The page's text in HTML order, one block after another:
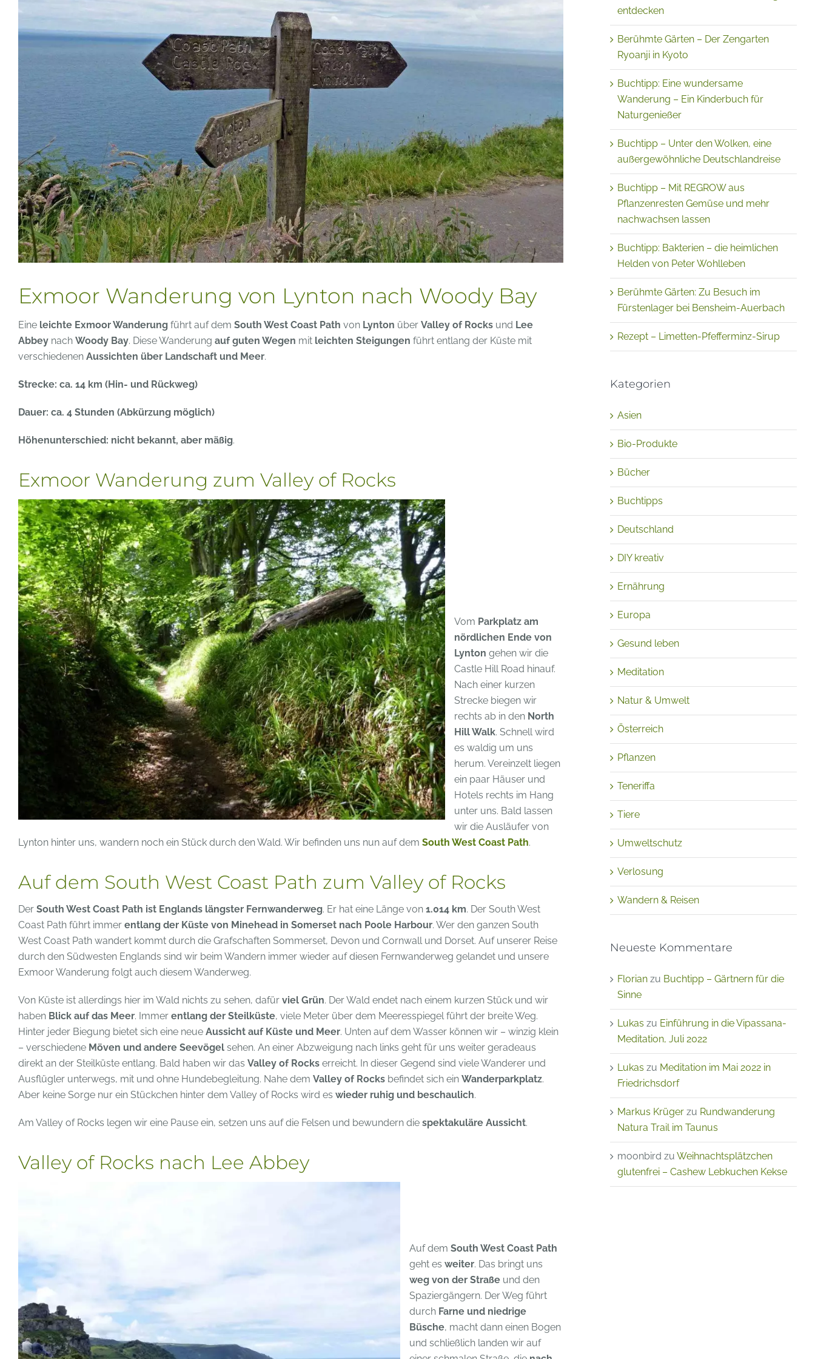
Exmoor Wanderung von Lynton nach Woody Bay
Eine leichte Exmoor Wanderung führt auf dem South West Coast Path von Lynton über Valley of Rocks und Lee
Abbey nach Woody Bay. Diese Wanderung auf guten Wegen mit leichten Steigungen führt entlang der Küste mit
verschiedenen Aussichten über Landschaft und Meer.
Strecke: ca. 14 km (Hin- und Rückweg)
Dauer: ca. 4 Stunden (Abkürzung möglich)
Höhenunterschied: nicht bekannt, aber mäßig.
Exmoor Wanderung zum Valley of Rocks
Vom Parkplatz am
nördlichen Ende von
Lynton gehen wir die
Castle Hill Road hinauf.
Nach einer kurzen
Strecke biegen wir
rechts ab in den North
Hill Walk. Schnell wird
es waldig um uns
herum. Vereinzelt liegen
ein paar Häuser und
Hotels rechts im Hang
unter uns. Bald lassen
wir die Ausläufer von
Lynton hinter uns, wandern noch ein Stück durch den Wald. Wir befinden uns nun auf dem South West Coast Path.
Auf dem South West Coast Path zum Valley of Rocks
Der South West Coast Path ist Englands längster Fernwanderweg. Er hat eine Länge von 1.014 km. Der South West
Coast Path führt immer entlang der Küste von Minehead in Somerset nach Poole Harbour. Wer den ganzen South
West Coast Path wandert kommt durch die Grafschaften Sommerset, Devon und Cornwall und Dorset. Auf unserer Reise
durch den Südwesten Englands sind wir beim Wandern immer wieder auf diesen Fernwanderweg gelandet und unsere
Exmoor Wanderung folgt auch diesem Wanderweg.
Von Küste ist allerdings hier im Wald nichts zu sehen, dafür viel Grün. Der Wald endet nach einem kurzen Stück und wir
haben Blick auf das Meer. Immer entlang der Steilküste, viele Meter über dem Meeresspiegel führt der breite Weg.
Hinter jeder Biegung bietet sich eine neue Aussicht auf Küste und Meer. Unten auf dem Wasser können wir – winzig klein
– verschiedene Möven und andere Seevögel sehen. An einer Abzweigung nach links geht für uns weiter geradeaus
direkt an der Steilküste entlang. Bald haben wir das Valley of Rocks erreicht. In dieser Gegend sind viele Wanderer und
Ausflügler unterwegs, mit und ohne Hundebegleitung. Nahe dem Valley of Rocks befindet sich ein Wanderparkplatz.
Aber keine Sorge nur ein Stückchen hinter dem Valley of Rocks wird es wieder ruhig und beschaulich.
Am Valley of Rocks legen wir eine Pause ein, setzen uns auf die Felsen und bewundern die spektakuläre Aussicht.
Valley of Rocks nach Lee Abbey
Auf dem South West Coast Path
geht es weiter. Das bringt uns
weg von der Straße und den
Spaziergängern. Der Weg führt
durch Farne und niedrige
Büsche, macht dann einen Bogen
und schließlich landen wir auf
entdecken
Berühmte Gärten – Der Zengarten
Ryoanji in Kyoto
Buchtipp: Eine wundersame
Wanderung – Ein Kinderbuch für
Naturgenießer
Buchtipp – Unter den Wolken, eine
außergewöhnliche Deutschlandreise
Buchtipp – Mit REGROW aus
Pflanzenresten Gemüse und mehr
nachwachsen lassen
Buchtipp: Bakterien – die heimlichen
Helden von Peter Wohlleben
Berühmte Gärten: Zu Besuch im
Fürstenlager bei Bensheim-Auerbach
Rezept – Limetten-Pfefferminz-Sirup
Kategorien
Asien
Bio-Produkte
Bücher
Buchtipps
Deutschland
DIY kreativ
Ernährung
Europa
Gesund leben
Meditation
Natur & Umwelt
Österreich
Pflanzen
Teneriffa
Tiere
Umweltschutz
Verlosung
Wandern & Reisen
Neueste Kommentare
Florianzu Buchtipp – Gärtnern für die
Sinne
Lukas zu Einführung in die Vipassana-
Meditation, Juli 2022
Lukas zu Meditation im Mai 2022 in
Friedrichsdorf
Markus Krügerzu Rundwanderung
Natura Trail im Taunus
moonbird zu Weihnachtsplätzchen
glutenfrei – Cashew Lebkuchen Kekse